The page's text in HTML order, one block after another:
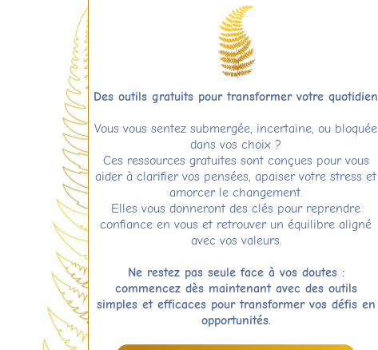
Des outils gratuits pour transformer votre quotidien
Vous vous sentez submergée, incertaine, ou bloquée
dans vos choix ?
Ces ressources gratuites sont conçues pour vous
aider à clarifier vos pensées, apaiser votre stress et
amorcer le changement.
Elles vous donneront des clés pour reprendre
confiance en vous et retrouver un équilibre aligné
avec vos valeurs.
Ne restez pas seule face à vos doutes :
commencez dès maintenant avec des outils
simples et efficaces pour transformer vos défis en
opportunités.